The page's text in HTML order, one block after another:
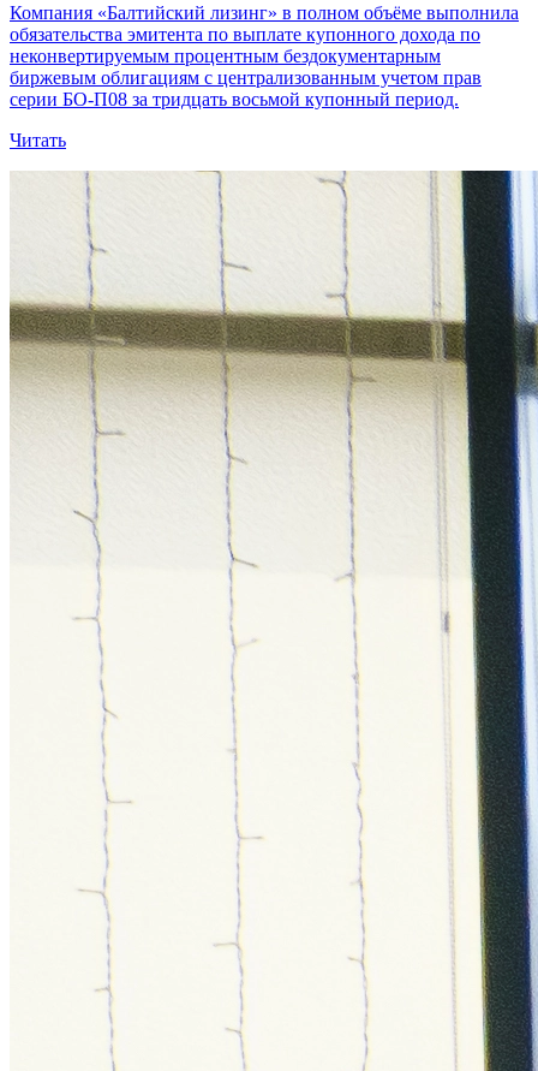
Компания «Балтийский лизинг» в полном объёме выполнила
обязательства эмитента по выплате купонного дохода по
неконвертируемым процентным бездокументарным
биржевым облигациям с централизованным учетом прав
серии БО-П08 за тридцать восьмой купонный период.
Читать